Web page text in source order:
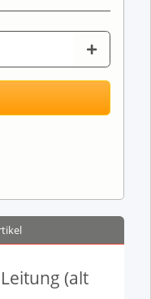
(alt